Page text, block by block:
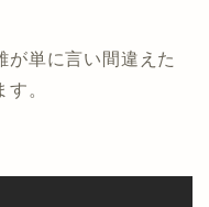
が単に言い間違えた
。